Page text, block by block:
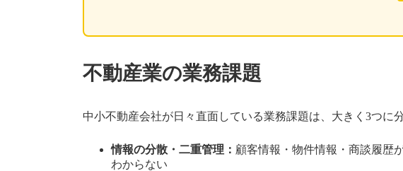
不動産業の業務課題
中小不動産会社が日々直面している業務課題は、大きく3つに
情報の分散・二重管理： 顧客情報・物件情報・商談履歴
わからない